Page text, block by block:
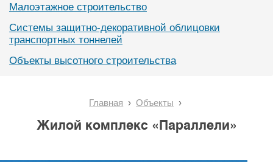
Малоэтажное строительство
Системы защитно-декоративной облицовки
транспортных тоннелей
Объекты высотного строительства
Главная Объекты
Жилой комплекс «Параллели»